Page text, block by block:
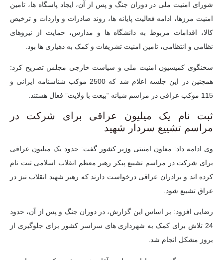
شورای امنیت ملی در دوران جنگ و پس از آن، ایجاد پاسگاه ها، تامین
امنیت مرزها، ادامه فعالیت پایانه ها، روند صادرات و واردات و ترخیص
کالا، اقدامات مربوط به دانشگاه ها و مدارس، حمایت از نیروهای
نظامی و انتظامی، تامین امنیت تشریفات و کمک به دهیاری ها بود.
سخنگوی کمیسیون امنیت ملی و سیاست خارجی مجلس تصریح کرد:
همچنین در این جلسه اعلام شد که 2500 موکب شناسنامه ایرانی و
115 موکب عراقی در مراسم شبانه “بیعت با ولایت” فعال هستند.
ثبت نام یک میلیون عراقی برای شرکت در
مراسم تشییع سردار شهید
وی ادامه داد: معاون امنیتی وزیر کشور گفت: حدود یک میلیون عراقی
برای شرکت در مراسم تشییع پیکر رهبر معظم انقلاب اسلامی ثبت نام
کرده اند و برادران عراقی درخواست دارند که رهبر شهید انقلاب نیز در
عراق تشییع شود.
رضایی افزود: بر اساس این گزارش، در دوران جنگ و پس از آن، حدود
24 تلاش برای کمک به شهرداری های سراسر کشور برای جلوگیری از
بروز مشکل انجام شد.